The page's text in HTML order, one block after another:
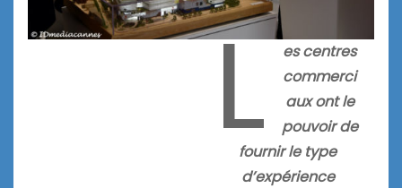
L
es centres
commerci
aux ont le
pouvoir de
fournir le type
d’expérience